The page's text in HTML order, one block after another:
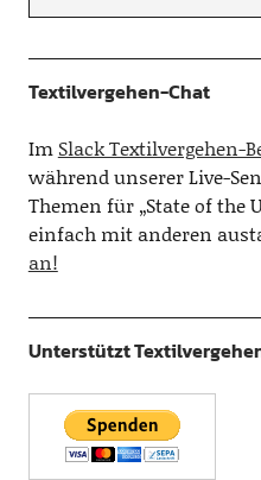
Textilvergehen-Chat
Im Slack Textilvergehen-
während unserer Live-
Themen für „State of the
einfach mit anderen
an!
Unterstützt